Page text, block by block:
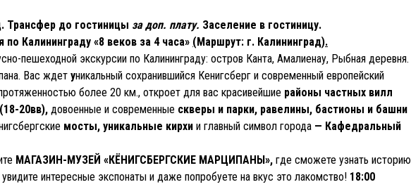
Трансфер до гостиницы за доп. плату. Заселение в гостиницу.
по Калининграду «8 веков за 4 часа» (Маршрут: г. Калининград).
пешеходной экскурсии по Калининграду: остров Канта, Амалиенау, Рыбная деревня.
Вас ждет уникальный сохранившийся Кенигсберг и современный европейский
более 20 км., откроет для вас красивейшие районы частных вилл
20вв), довоенные и современные скверы и парки, равелины, бастионы и башни
мосты, уникальные кирхи и главный символ города — Кафедральный
МАГАЗИН-МУЗЕЙ «КЁНИГСБЕРГСКИЕ МАРЦИПАНЫ», где сможете узнать историю
увидите интересные экспонаты и даже попробуете на вкус это лакомство! 18:00